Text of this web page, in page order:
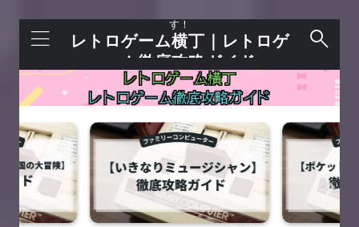
す！
レトロゲーム横丁｜レトロゲ
ーム徹底攻略ガイド